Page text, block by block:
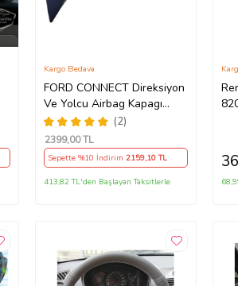
FORD CONNECT Direksiyon
Ve Yolcu Airbag Kapagı
Takım (2009-2014) İthal
Üretim
(2)
Kargo Bedava
2399,00 TL
Sepette %10 İndirim 2159,10 TL
413,82 TL'den Başlayan Taksitlerle